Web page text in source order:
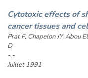
Cytotoxic effects of
cancer tissues and
Prat F, Chapelon JY, Abou
D
- -
Juillet 1991